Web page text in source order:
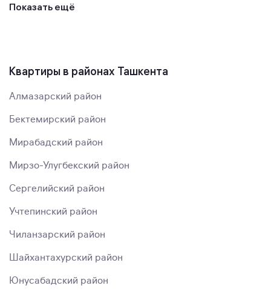
Показать ещё
Квартиры в районах Ташкента
Алмазарский район
Бектемирский район
Мирабадский район
Мирзо-Улугбекский район
Сергелийский район
Учтепинский район
Чиланзарский район
Шайхантахурский район
Юнусабадский район